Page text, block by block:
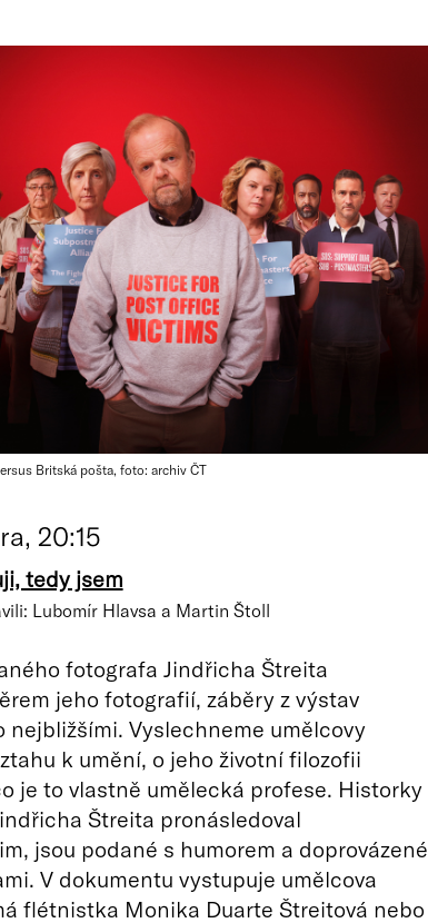
Britská pošta, foto: archiv ČT
20:15
tedy jsem
Lubomír Hlavsa a Martin Štoll
fotografa Jindřicha Štreita
jeho fotografií, záběry z výstav
nejbližšími. Vyslechneme umělcovy
k umění, o jeho životní filozofii
je to vlastně umělecká profese. Historky
Štreita pronásledoval
jsou podané s humorem a doprovázené
V dokumentu vystupuje umělcova
flétnistka Monika Duarte Štreitová nebo